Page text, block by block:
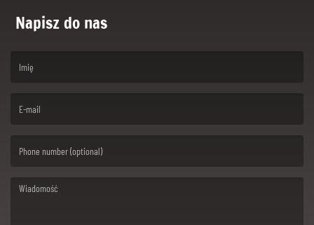
Napisz do nas